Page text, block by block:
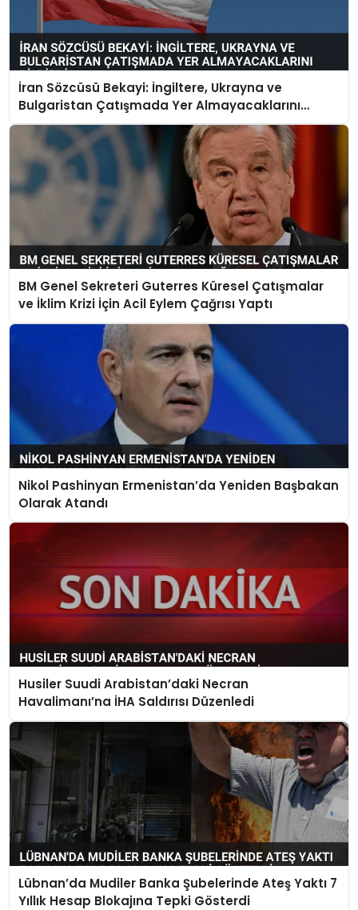
İran Sözcüsü Bekayi: İngiltere, Ukrayna ve
Bulgaristan Çatışmada Yer Almayacaklarını
Bildirdi
BM Genel Sekreteri Guterres Küresel Çatışmalar
ve İklim Krizi İçin Acil Eylem Çağrısı Yaptı
Nikol Pashinyan Ermenistan’da Yeniden Başbakan
Olarak Atandı
Husiler Suudi Arabistan’daki Necran
Havalimanı’na İHA Saldırısı Düzenledi
Lübnan’da Mudiler Banka Şubelerinde Ateş Yaktı 7
Yıllık Hesap Blokajına Tepki Gösterdi